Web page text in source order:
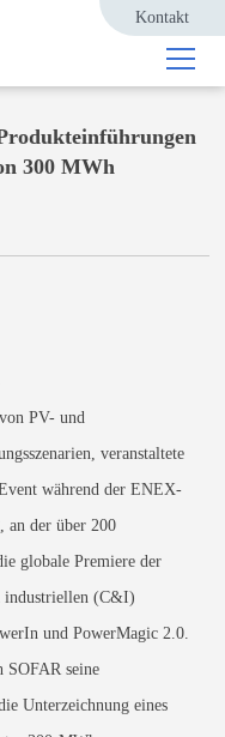
Kontakt
300 MWh
PV- und
veranstaltete
während der ENEX-
an der über 200
globale Premiere der
industriellen (C&I)
und PowerMagic 2.0.
SOFAR seine
Unterzeichnung eines